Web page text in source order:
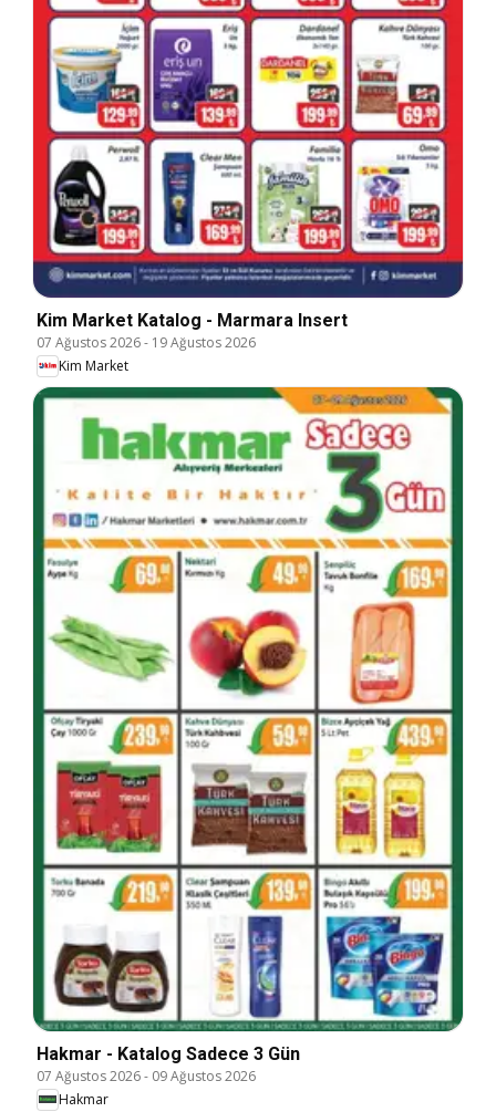
Kim Market Katalog - Marmara Insert
07 Ağustos 2026- 19 Ağustos 2026
Kim Market
Hakmar - Katalog Sadece 3 Gün
07 Ağustos 2026- 09 Ağustos 2026
Hakmar